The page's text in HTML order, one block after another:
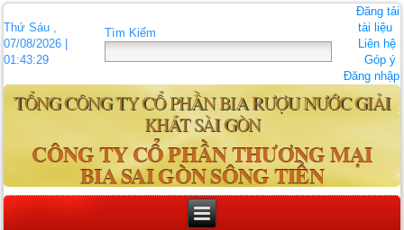
Thứ Sáu ,
07/08/2026 |
01:43:29
Tìm Kiếm
Đăng tải
tài liệu
Liên hệ
Góp ý
Đăng nhập
TỔNG CÔNG TY CỔ PHẦN BIA RƯỢU NƯỚC GIẢI
KHÁT SÀI GÒN
CÔNG TY CỔ PHẦN THƯƠNG MẠI
BIA SAI GÒN SÔNG TIỀN